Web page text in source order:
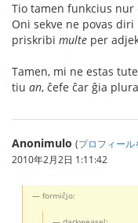
Tio tamen funkcius
Oni sekve ne povas diri
priskribi multe per
Tamen, mi ne estas
tiu an, ĉefe ĉar ĝia
Anonimulo (プロフィール
2010年2月2日 1:11:42
formiĉjo: